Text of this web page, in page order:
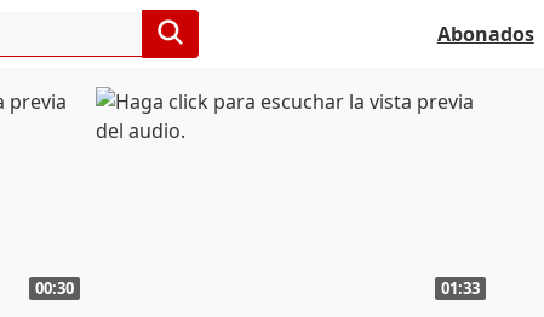
Abonados
00:30 01:33